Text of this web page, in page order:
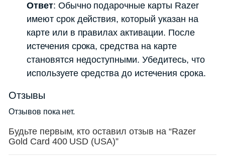
Ответ: Обычно подарочные карты Razer
имеют срок действия, который указан на
карте или в правилах активации. После
истечения срока, средства на карте
становятся недоступными. Убедитесь, что
используете средства до истечения срока.
Отзывы
Отзывов пока нет.
Будьте первым, кто оставил отзыв на “Razer
Gold Card 400 USD (USA)”